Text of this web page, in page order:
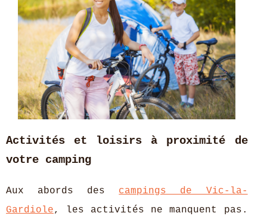
Activités et loisirs à proximité de
votre camping
Aux abords des campings de Vic-la-
Gardiole, les activités ne manquent pas.